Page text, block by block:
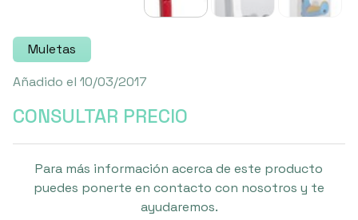
Muletas
Añadido el 10/03/2017
CONSULTAR PRECIO
Para más información acerca de este producto
puedes ponerte en contacto con nosotros y te
ayudaremos.